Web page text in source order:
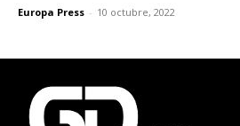
Europa Press - 10 octubre, 2022